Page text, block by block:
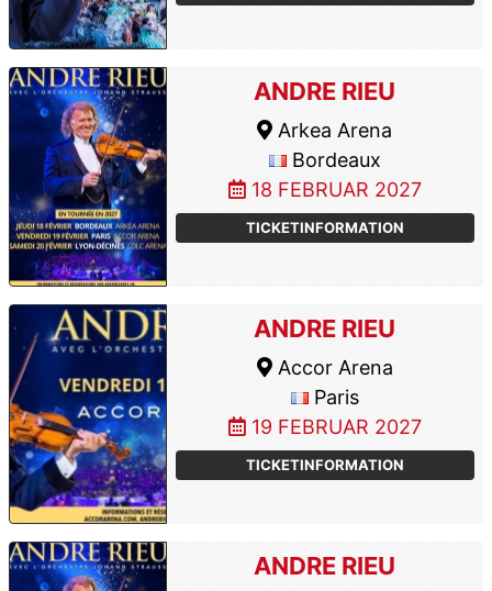
ANDRE RIEU
Arkea Arena
Bordeaux
18 FEBRUAR 2027
TICKETINFORMATION
ANDRE RIEU
Accor Arena
Paris
19 FEBRUAR 2027
TICKETINFORMATION
ANDRE RIEU